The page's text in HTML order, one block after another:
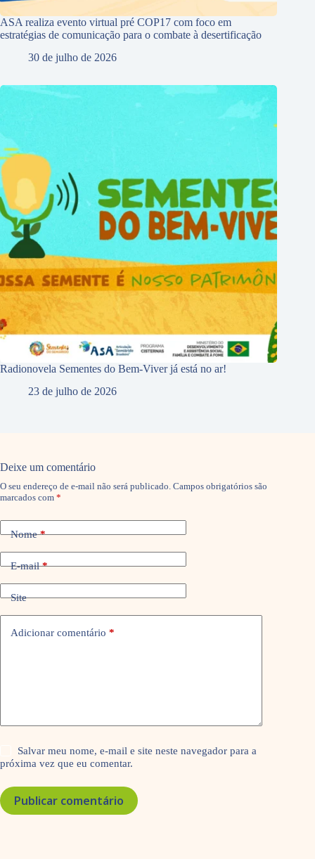
ASA realiza evento virtual pré COP17 com foco em
estratégias de comunicação para o combate à desertificação
30 de julho de 2026
Radionovela Sementes do Bem-Viver já está no ar!
23 de julho de 2026
Deixe um comentário
O seu endereço de e-mail não será publicado. Campos obrigatórios são
marcados com *
Nome*
E-mail*
Site
Adicionar comentário *
Salvar meu nome, e-mail e site neste navegador para a
próxima vez que eu comentar.
Publicar comentário